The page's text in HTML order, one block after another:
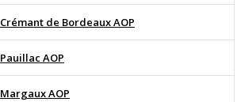
Crémant de Bordeaux AOP
Pauillac AOP
Margaux AOP